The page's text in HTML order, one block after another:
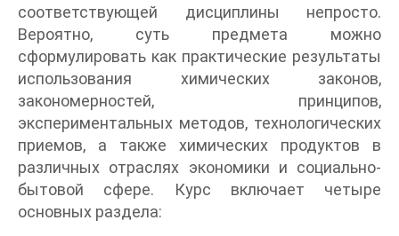
соответствующей дисциплины непросто.
Вероятно, суть предмета можно
сформулировать как практические результаты
использования химических законов,
закономерностей, принципов,
экспериментальных методов, технологических
приемов, а также химических продуктов в
различных отраслях экономики и социально-
бытовой сфере. Курс включает четыре
основных раздела: